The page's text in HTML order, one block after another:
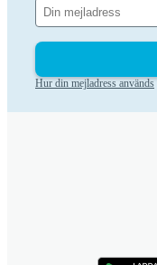
Hur din mejladress används